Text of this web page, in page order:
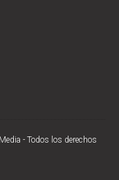
- Todos los derechos